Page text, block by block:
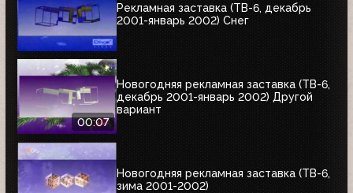
Рекламная заставка (ТВ-6, декабрь
2001-январь 2002) Снег
00:07
Новогодняя рекламная заставка (ТВ-6,
декабрь 2001-январь 2002) Другой
вариант
Новогодняя рекламная заставка (ТВ-6,
зима 2001-2002)